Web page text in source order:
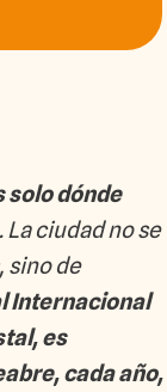
solo dónde
. La ciudad no se
sino de
Internacional
es
cada año,